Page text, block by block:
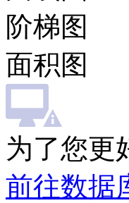
阶梯图
面积图
为了您更
前往数据